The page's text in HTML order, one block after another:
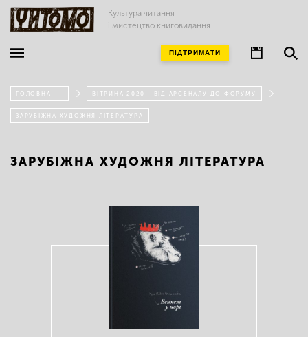
Культура читання
і мистецтво книговидання
ПІДТРИМАТИ
ГОЛОВНА ВІТРИНА 2020 - ВІД АРСЕНАЛУ ДО ФОРУМУ
ЗАРУБІЖНА ХУДОЖНЯ ЛІТЕРАТУРА
ЗАРУБІЖНА ХУДОЖНЯ ЛІТЕРАТУРА